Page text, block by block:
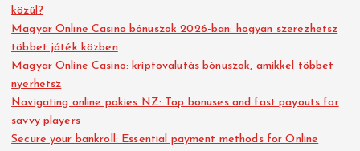
közül?
Magyar Online Casino bónuszok 2026-ban: hogyan szerezhetsz
többet játék közben
Magyar Online Casino: kriptovalutás bónuszok, amikkel többet
nyerhetsz
Navigating online pokies NZ: Top bonuses and fast payouts for
savvy players
Secure your bankroll: Essential payment methods for Online